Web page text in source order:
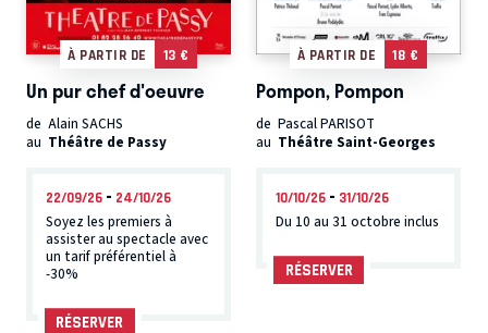
À PARTIR DE 13 €
Un pur chef d'oeuvre
de Alain SACHS
au Théâtre de Passy
22/09/26 - 24/10/26
Soyez les premiers à
assister au spectacle avec
un tarif préférentiel à
-30%
RÉSERVER
À PARTIR DE 18 €
Pompon, Pompon
de Pascal PARISOT
au Théâtre Saint-Georges
10/10/26- 31/10/26
Du 10 au 31 octobre inclus
RÉSERVER